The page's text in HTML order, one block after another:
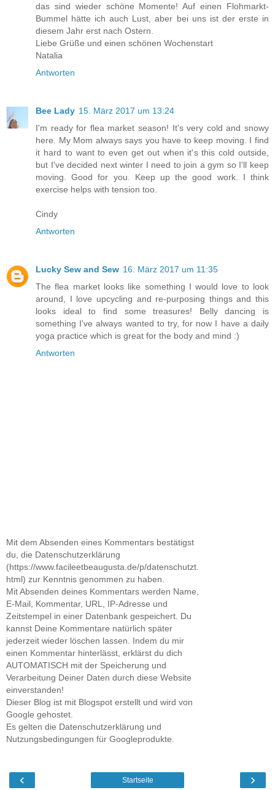
das sind wieder schöne Momente! Auf einen Flohmarkt-
Bummel hätte ich auch Lust, aber bei uns ist der erste in
diesem Jahr erst nach Ostern.
Liebe Grüße und einen schönen Wochenstart
Natalia
Antworten
Bee Lady 15. März 2017 um 13:24
I'm ready for flea market season! It's very cold and snowy
here. My Mom always says you have to keep moving. I find
it hard to want to even get out when it's this cold outside,
but I've decided next winter I need to join a gym so I'll keep
moving. Good for you. Keep up the good work. I think
exercise helps with tension too.
Cindy
Antworten
Lucky Sew and Sew 16. März 2017 um 11:35
The flea market looks like something I would love to look
around, I love upcycling and re-purposing things and this
looks ideal to find some treasures! Belly dancing is
something I've always wanted to try, for now I have a daily
yoga practice which is great for the body and mind :)
Antworten
Mit dem Absenden eines Kommentars bestätigst
du, die Datenschutzerklärung
(https://www.facileetbeaugusta.de/p/datenschutzt.
html) zur Kenntnis genommen zu haben.
Mit Absenden deines Kommentars werden Name,
E-Mail, Kommentar, URL, IP-Adresse und
Zeitstempel in einer Datenbank gespeichert. Du
kannst Deine Kommentare natürlich später
jederzeit wieder löschen lassen. Indem du mir
einen Kommentar hinterlässt, erklärst du dich
AUTOMATISCH mit der Speicherung und
Verarbeitung Deiner Daten durch diese Website
einverstanden!
Dieser Blog ist mit Blogspot erstellt und wird von
Google gehostet.
Es gelten die Datenschutzerklärung und
Nutzungsbedingungen für Googleprodukte.
‹ ›
Startseite